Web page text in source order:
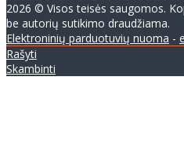
2026 © Visos teisės saugomos.
be autorių sutikimo draudžiama.
Elektroninių parduotuvių nuoma -
Rašyti
Skambinti